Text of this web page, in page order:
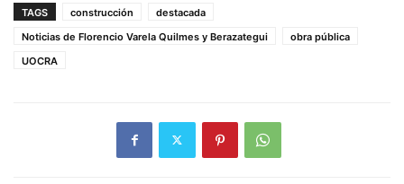
TAGS construcción
destacada
Noticias de Florencio Varela Quilmes y Berazategui
obra pública
UOCRA